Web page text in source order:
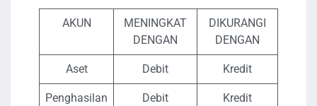
AKUN
MENINGKAT
DENGAN
DIKURANGI
DENGAN
Aset Debit Kredit
Penghasilan Debit Kredit